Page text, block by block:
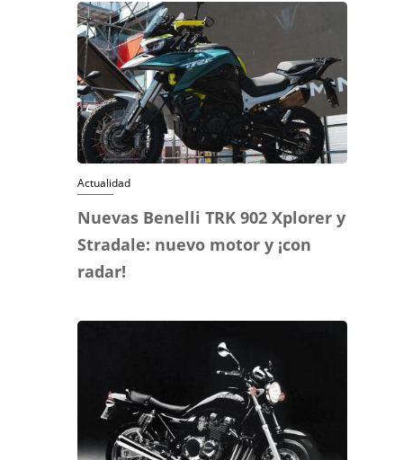
Actualidad
Nuevas Benelli TRK 902 Xplorer y
Stradale: nuevo motor y ¡con
radar!